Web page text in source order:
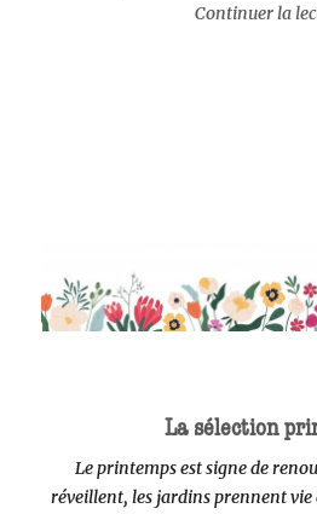
Continuer la
La sélection
Le printemps est signe de
réveillent, les jardins prennent